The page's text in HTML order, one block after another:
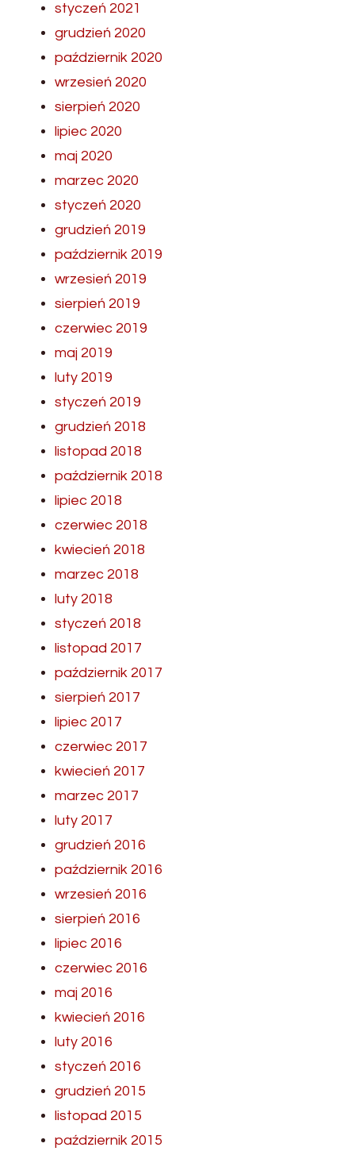
styczeń 2021
grudzień 2020
październik 2020
wrzesień 2020
sierpień 2020
lipiec 2020
maj 2020
marzec 2020
styczeń 2020
grudzień 2019
październik 2019
wrzesień 2019
sierpień 2019
czerwiec 2019
maj 2019
luty 2019
styczeń 2019
grudzień 2018
listopad 2018
październik 2018
lipiec 2018
czerwiec 2018
kwiecień 2018
marzec 2018
luty 2018
styczeń 2018
listopad 2017
październik 2017
sierpień 2017
lipiec 2017
czerwiec 2017
kwiecień 2017
marzec 2017
luty 2017
grudzień 2016
październik 2016
wrzesień 2016
sierpień 2016
lipiec 2016
czerwiec 2016
maj 2016
kwiecień 2016
luty 2016
styczeń 2016
grudzień 2015
listopad 2015
październik 2015